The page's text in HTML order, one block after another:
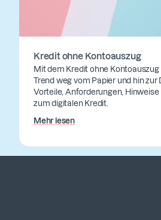
Kredit ohne Kontoauszug
Mit dem Kredit ohne
Trend weg vom Papier und hin zur
Vorteile, Anforderungen,
zum digitalen Kredit.
Mehr lesen